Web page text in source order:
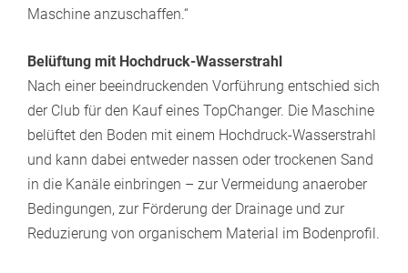
Maschine anzuschaffen.“
Belüftung mit Hochdruck-Wasserstrahl
Nach einer beeindruckenden Vorführung entschied sich
der Club für den Kauf eines TopChanger. Die Maschine
belüftet den Boden mit einem Hochdruck-Wasserstrahl
und kann dabei entweder nassen oder trockenen Sand
in die Kanäle einbringen – zur Vermeidung anaerober
Bedingungen, zur Förderung der Drainage und zur
Reduzierung von organischem Material im Bodenprofil.